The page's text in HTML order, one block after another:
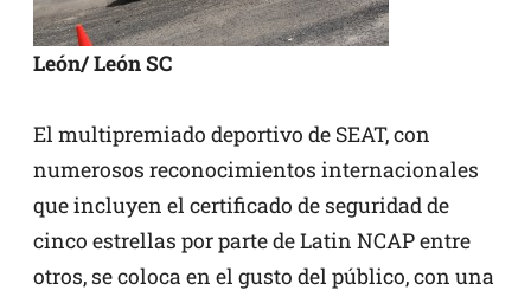
León/ León SC
El multipremiado deportivo de SEAT, con
numerosos reconocimientos internacionales
que incluyen el certificado de seguridad de
cinco estrellas por parte de Latin NCAP entre
otros, se coloca en el gusto del público, con una